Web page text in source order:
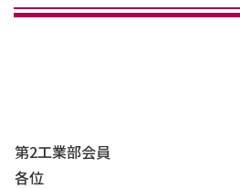
第2工業部会員
各位